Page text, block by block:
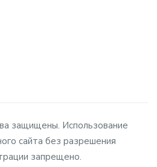
защищены. Использование
сайта без разрешения
запрещено.